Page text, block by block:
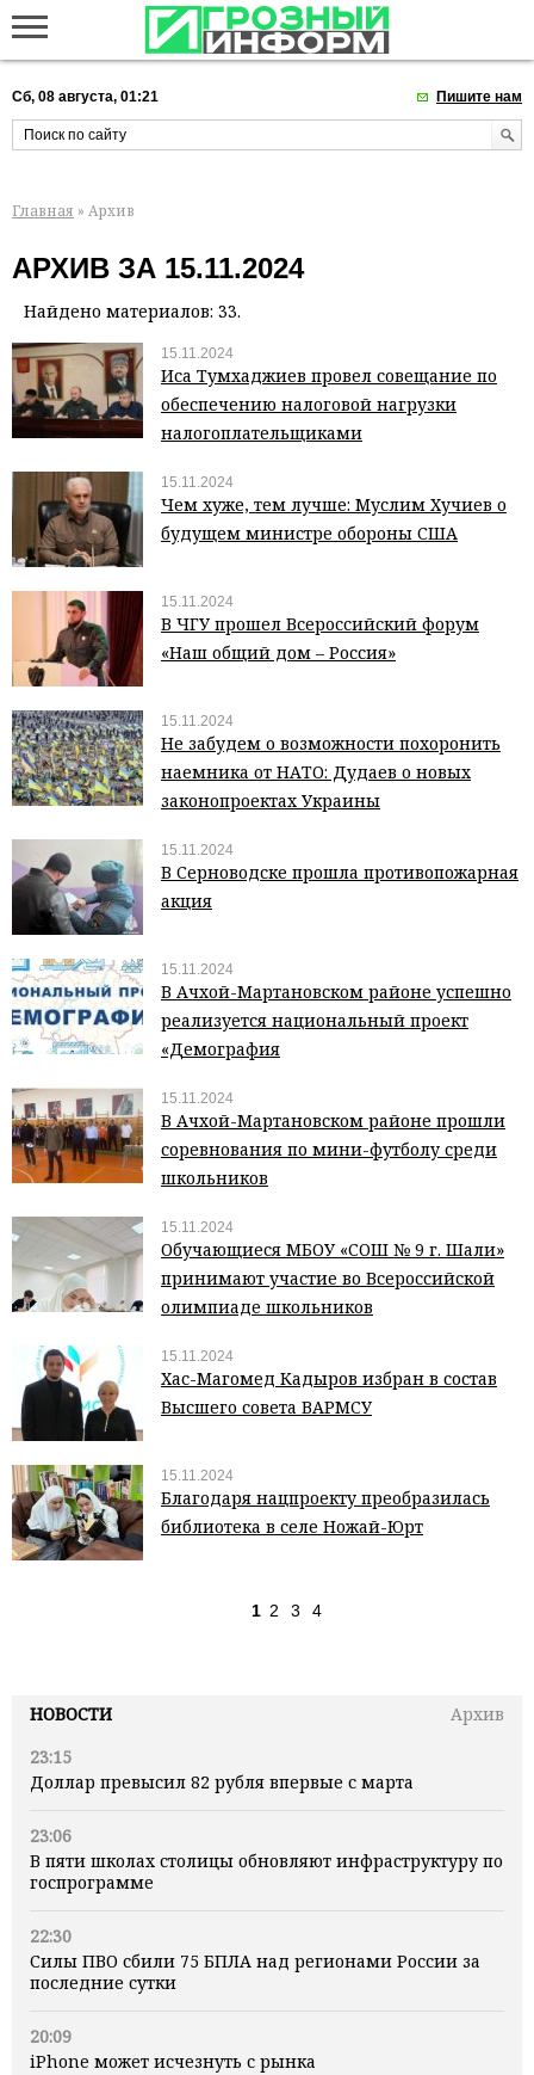
Сб, 08 августа, 01:21 Пишите нам
НОВОСТИ
Архив
23:15
Доллар превысил 82 рубля впервые с марта
23:06
В пяти школах столицы обновляют инфраструктуру по
госпрограмме
22:30
Силы ПВО сбили 75 БПЛА над регионами России за
последние сутки
20:09
iPhone может исчезнуть с рынка
Главная » Архив
АРХИВ ЗА 15.11.2024
Найдено материалов: 33.
15.11.2024
Иса Тумхаджиев провел совещание по
обеспечению налоговой нагрузки
налогоплательщиками
15.11.2024
Чем хуже, тем лучше: Муслим Хучиев о
будущем министре обороны США
15.11.2024
В ЧГУ прошел Всероссийский форум
«Наш общий дом – Россия»
15.11.2024
Не забудем о возможности похоронить
наемника от НАТО: Дудаев о новых
законопроектах Украины
15.11.2024
В Серноводске прошла противопожарная
акция
15.11.2024
В Ачхой-Мартановском районе успешно
реализуется национальный проект
«Демография
15.11.2024
В Ачхой-Мартановском районе прошли
соревнования по мини-футболу среди
школьников
15.11.2024
Обучающиеся МБОУ «СОШ № 9 г. Шали»
принимают участие во Всероссийской
олимпиаде школьников
15.11.2024
Хас-Магомед Кадыров избран в состав
Высшего совета ВАРМСУ
15.11.2024
Благодаря нацпроекту преобразилась
библиотека в селе Ножай-Юрт
1 2 3 4